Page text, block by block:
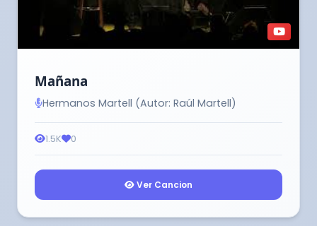
Mañana
Hermanos Martell (Autor: Raúl Martell)
1.5K 0
Ver Cancion